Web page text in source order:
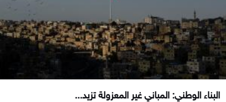
البناء الوطني: المباني غير المعزولة تزيد...